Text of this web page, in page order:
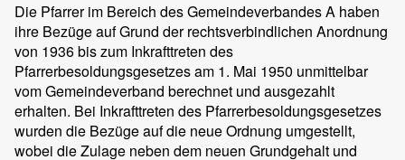
Die Pfarrer im Bereich des Gemeindeverbandes A haben
ihre Bezüge auf Grund der rechtsverbindlichen Anordnung
von 1936 bis zum Inkrafttreten des
Pfarrerbesoldungsgesetzes am 1. Mai 1950 unmittelbar
vom Gemeindeverband berechnet und ausgezahlt
erhalten. Bei Inkrafttreten des Pfarrerbesoldungsgesetzes
wurden die Bezüge auf die neue Ordnung umgestellt,
wobei die Zulage neben dem neuen Grundgehalt und